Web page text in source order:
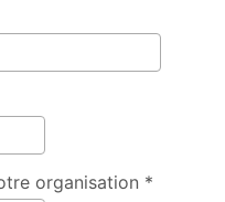
organisation *